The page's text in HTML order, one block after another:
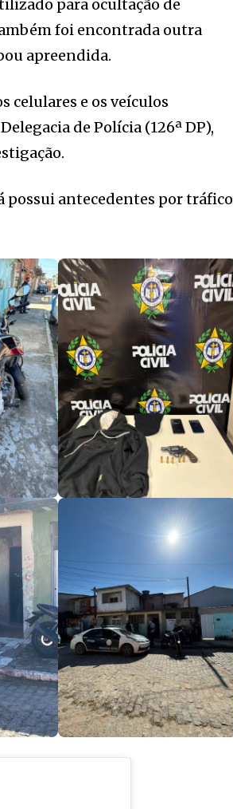
para ocultação de
foi encontrada outra
apreendida.
celulares e os veículos
de Polícia (126ª DP),
possui antecedentes por tráfico